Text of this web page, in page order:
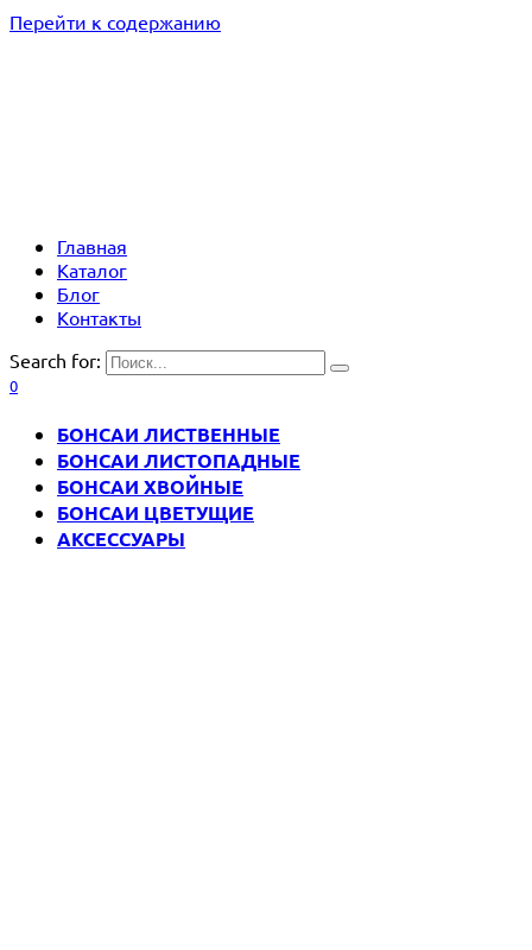
Перейти к содержанию
Главная
Каталог
Блог
Контакты
Search for:
0
БОНСАИ ЛИСТВЕННЫЕ
БОНСАИ ЛИСТОПАДНЫЕ
БОНСАИ ХВОЙНЫЕ
БОНСАИ ЦВЕТУЩИЕ
АКСЕССУАРЫ